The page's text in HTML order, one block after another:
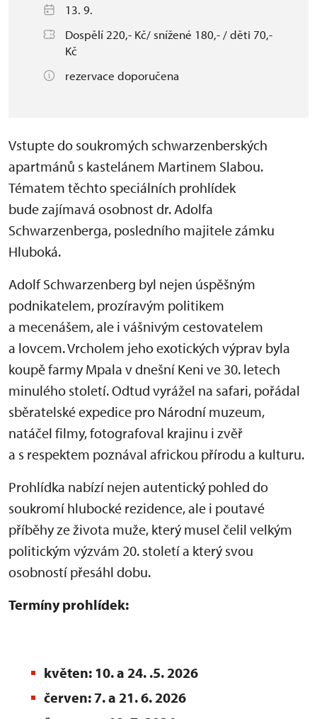
13. 9.
Dospělí 220,- Kč/ snížené 180,- / děti 70,-
Kč
rezervace doporučena
Vstupte do soukromých schwarzenberských
apartmánů s kastelánem Martinem Slabou.
Tématem těchto speciálních prohlídek
bude zajímavá osobnost dr. Adolfa
Schwarzenberga, posledního majitele zámku
Hluboká.
Adolf Schwarzenberg byl nejen úspěšným
podnikatelem, prozíravým politikem
a mecenášem, ale i vášnivým cestovatelem
a lovcem. Vrcholem jeho exotických výprav byla
koupě farmy Mpala v dnešní Keni ve 30. letech
minulého století. Odtud vyrážel na safari, pořádal
sběratelské expedice pro Národní muzeum,
natáčel filmy, fotografoval krajinu i zvěř
a s respektem poznával africkou přírodu a kulturu.
Prohlídka nabízí nejen autentický pohled do
soukromí hlubocké rezidence, ale i poutavé
příběhy ze života muže, který musel čelil velkým
politickým výzvám 20. století a který svou
osobností přesáhl dobu.
Termíny prohlídek:
květen: 10. a 24. .5. 2026
červen: 7. a 21. 6. 2026